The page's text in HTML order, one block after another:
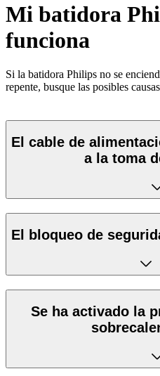
Mi batidora
funciona
Si la batidora Philips no se
repente, busque las posibles
El cable de
a la toma
El bloqueo de
Se ha activado la